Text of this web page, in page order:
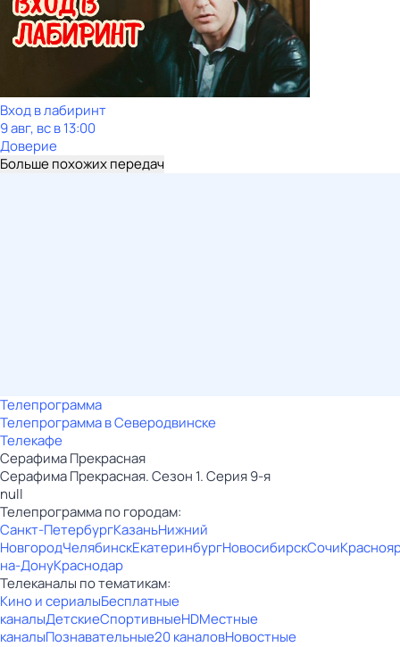
Вход в лабиринт
9 авг, вс в 13:00
Доверие
Больше похожих передач
Телепрограмма
Телепрограмма в Северодвинске
Телекафе
Серафима Прекрасная
Серафима Прекрасная. Сезон 1. Серия 9-я
null
Телепрограмма по городам:
Санкт-ПетербургКазаньНижний
НовгородЧелябинскЕкатеринбургНовосибирскСочи
на-ДонуКраснодар
Телеканалы по тематикам:
Кино и сериалыБесплатные
каналыДетскиеСпортивныеHDМестные
каналыПознавательные20 каналовНовостные